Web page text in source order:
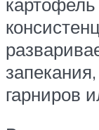
гарниров